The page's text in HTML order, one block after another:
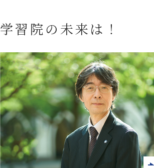
学習院の未来は！